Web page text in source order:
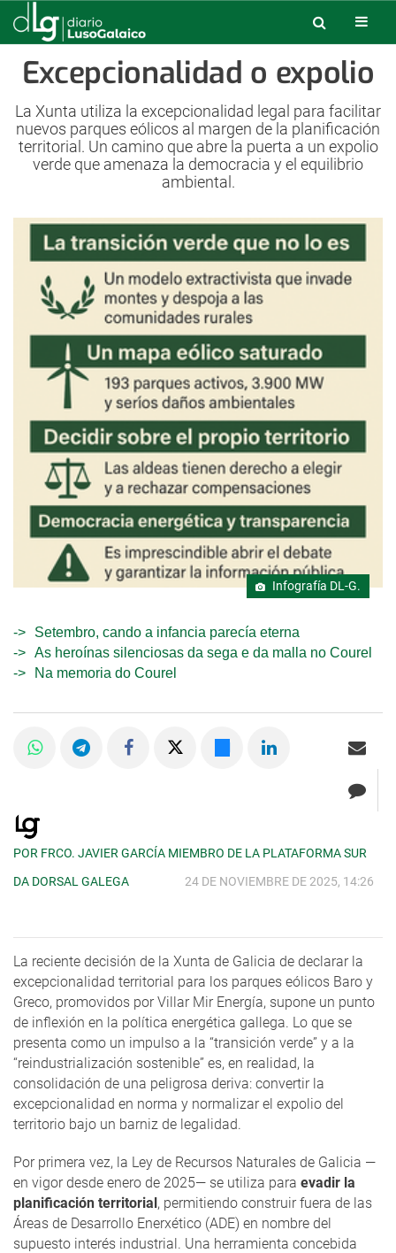
Excepcionalidad o expolio
La Xunta utiliza la excepcionalidad legal para facilitar
nuevos parques eólicos al margen de la planificación
territorial. Un camino que abre la puerta a un expolio
verde que amenaza la democracia y el equilibrio
ambiental.
Infografía DL-G.
Setembro, cando a infancia parecía eterna
As heroínas silenciosas da sega e da malla no Courel
Na memoria do Courel
POR FRCO. JAVIER GARCÍA MIEMBRO DE LA PLATAFORMA SUR
DA DORSAL GALEGA
24 DE NOVIEMBRE DE 2025, 14:26
La reciente decisión de la Xunta de Galicia de declarar la
excepcionalidad territorial para los parques eólicos Baro y
Greco, promovidos por Villar Mir Energía, supone un punto
de inflexión en la política energética gallega. Lo que se
presenta como un impulso a la “transición verde” y a la
“reindustrialización sostenible” es, en realidad, la
consolidación de una peligrosa deriva: convertir la
excepcionalidad en norma y normalizar el expolio del
territorio bajo un barniz de legalidad.
Por primera vez, la Ley de Recursos Naturales de Galicia —
en vigor desde enero de 2025— se utiliza para evadir la
planificación territorial, permitiendo construir fuera de las
Áreas de Desarrollo Enerxético (ADE) en nombre del
supuesto interés industrial. Una herramienta concebida